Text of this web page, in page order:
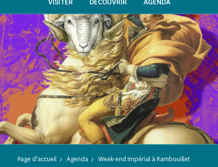
VISITER DÉCOUVRIR AGENDA
Page d'accueil Agenda Week-end Impérial à Rambouillet